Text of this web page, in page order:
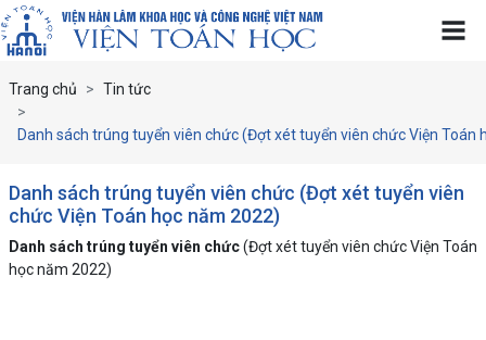
Trang chủ Tin tức
Danh sách trúng tuyển viên chức (Đợt xét tuyển viên chức Viện Toán
Danh sách trúng tuyển viên chức (Đợt xét tuyển viên
chức Viện Toán học năm 2022)
Danh sách trúng tuyển viên chức(Đợt xét tuyển viên chức Viện Toán
học năm 2022)